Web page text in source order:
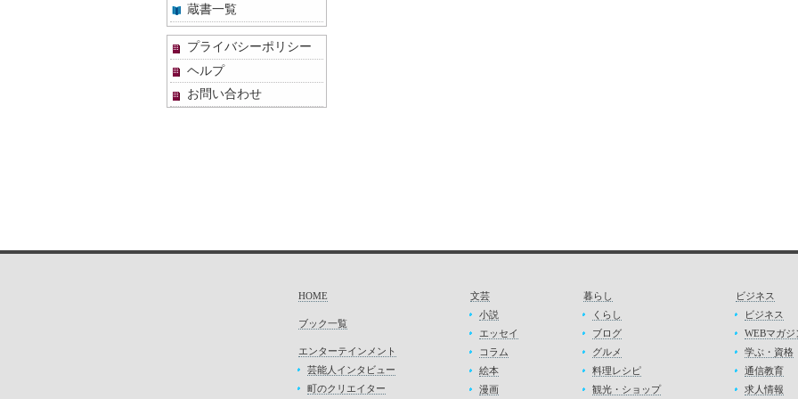
蔵書一覧
プライバシーポリシー
ヘルプ
お問い合わせ
HOME
ブック一覧
エンターテインメント
芸能人インタビュー
町のクリエイター
文芸
小説
エッセイ
コラム
絵本
漫画
暮らし
くらし
ブログ
グルメ
料理レシピ
観光・ショップ
ビジネス
ビジネス
WEBマガジ
学ぶ・資格
通信教育
求人情報